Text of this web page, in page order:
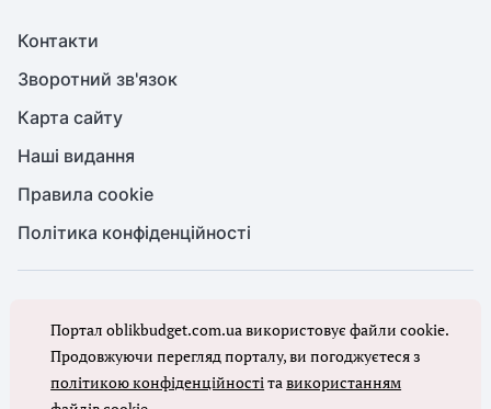
Контакти
Зворотний зв'язок
Карта сайту
Наші видання
Правила cookie
Політика конфіденційності
Повне або часткове копіювання будь-яких матеріалів порталу,
цитування, публікація їх анотованих оглядів допускаються лише з
письмового дозволу редакції порталу
Портал oblikbudget.com.ua використовує файли cookie.
Продовжуючи перегляд порталу, ви погоджуєтеся з
політикою конфіденційностітавикористанням